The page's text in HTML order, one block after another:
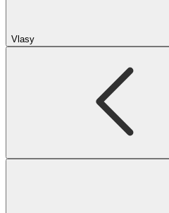
Vlasy